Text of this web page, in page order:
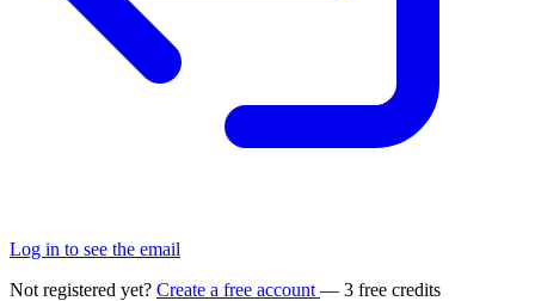
Log in to see the email
Not registered yet? Create a free account — 3 free credits